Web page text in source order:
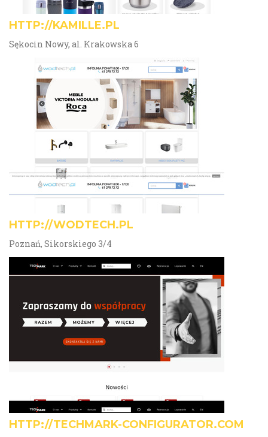
HTTP://KAMILLE.PL
Sękocin Nowy, al. Krakowska 6
HTTP://WODTECH.PL
Poznań, Sikorskiego 3/4
HTTP://TECHMARK-CONFIGURATOR.COM